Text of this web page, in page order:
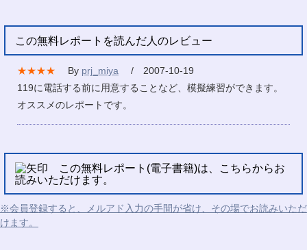
この無料レポートを読んだ人のレビュー
★★★★ By prj_miya
/ 2007-10-19
119に電話する前に用意することなど、模擬練習ができます。
オススメのレポートです。
この無料レポート(電子書籍)は、こちらからお
読みいただけます。
※会員登録すると、メルアド入力の手間が省け、その場でお読みいただ
けます。